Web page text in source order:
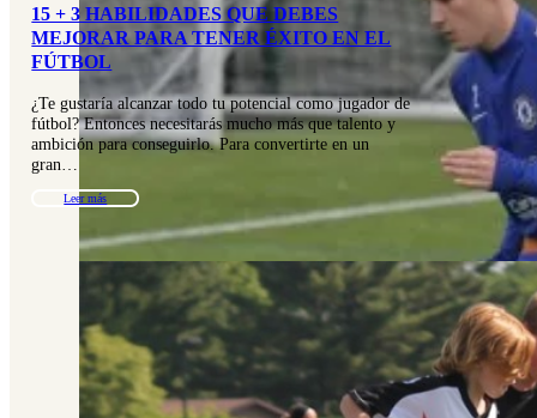
15 + 3 HABILIDADES QUE DEBES
MEJORAR PARA TENER ÉXITO EN EL
FÚTBOL
¿Te gustaría alcanzar todo tu potencial como jugador de
fútbol? Entonces necesitarás mucho más que talento y
ambición para conseguirlo. Para convertirte en un
gran…
Leer más